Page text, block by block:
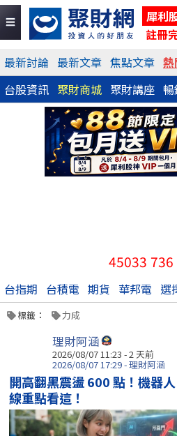
犀利
註冊
最新討論 最新文章 焦點文章
台股資訊 聚財商城 聚財講座
45033 736
台指期 台積電 期貨 華邦電 選
標籤： 力成
理財阿涵
2026/08/07 11:23 - 2 天前
2026/08/07 17:29 - 理財阿涵
開高翻黑震盪 600 點！機器
線重點看這！